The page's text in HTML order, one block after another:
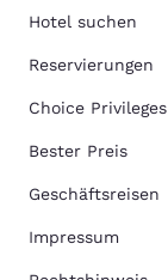
Hotel suchen
Reservierungen
Choice Privileges
Bester Preis
Geschäftsreisen
Impressum